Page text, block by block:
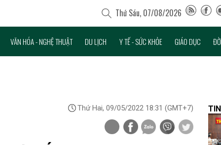
Thứ Sáu, 07/08/2026
VĂN HÓA - NGHỆ THUẬT DU LỊCH Y TẾ - SỨC KHỎE GIÁO DỤC
Thứ Hai, 09/05/2022 18:31 (GMT+7)